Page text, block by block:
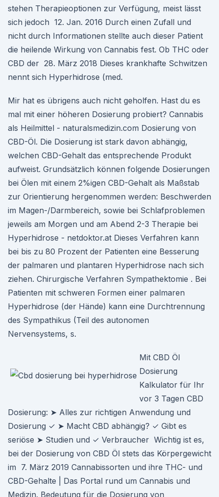
stehen Therapieoptionen zur Verfügung, meist lässt
sich jedoch 12. Jan. 2016 Durch einen Zufall und
nicht durch Informationen stellte auch dieser Patient
die heilende Wirkung von Cannabis fest. Ob THC oder
CBD der 28. März 2018 Dieses krankhafte Schwitzen
nennt sich Hyperhidrose (med.
Mir hat es übrigens auch nicht geholfen. Hast du es
mal mit einer höheren Dosierung probiert? Cannabis
als Heilmittel - naturalsmedizin.com Dosierung von
CBD-Öl. Die Dosierung ist stark davon abhängig,
welchen CBD-Gehalt das entsprechende Produkt
aufweist. Grundsätzlich können folgende Dosierungen
bei Ölen mit einem 2%igen CBD-Gehalt als Maßstab
zur Orientierung hergenommen werden: Beschwerden
im Magen-/Darmbereich, sowie bei Schlafproblemen
jeweils am Morgen und am Abend 2-3 Therapie bei
Hyperhidrose - netdoktor.at Dieses Verfahren kann
bei bis zu 80 Prozent der Patienten eine Besserung
der palmaren und plantaren Hyperhidrose nach sich
ziehen. Chirurgische Verfahren Sympathektomie . Bei
Patienten mit schweren Formen einer palmaren
Hyperhidrose (der Hände) kann eine Durchtrennung
des Sympathikus (Teil des autonomen
Nervensystems, s.
Mit CBD Öl
Dosierung
Kalkulator für Ihr
vor 3 Tagen CBD
Dosierung: ➤ Alles zur richtigen Anwendung und
Dosierung ✓ ➤ Macht CBD abhängig? ✓ Gibt es
seriöse ➤ Studien und ✓ Verbraucher Wichtig ist es,
bei der Dosierung von CBD Öl stets das Körpergewicht
im 7. März 2019 Cannabissorten und ihre THC- und
CBD-Gehalte | Das Portal rund um Cannabis und
Medizin. Bedeutung für die Dosierung von